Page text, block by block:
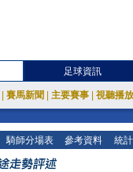
足球資訊
賽馬新聞 主要賽事 視聽播
騎師分場表 參考資料 統